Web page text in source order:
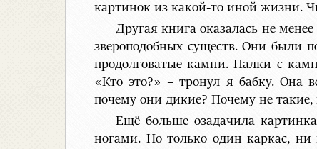
картинок из какой-то иной жизни.
Другая книга оказалась не
звероподобных существ. Они были
продолговатые камни. Палки с
«Кто это?» – тронул я бабку. Она
почему они дикие? Почему не
Ещё больше озадачила
ногами. Но только один каркас,